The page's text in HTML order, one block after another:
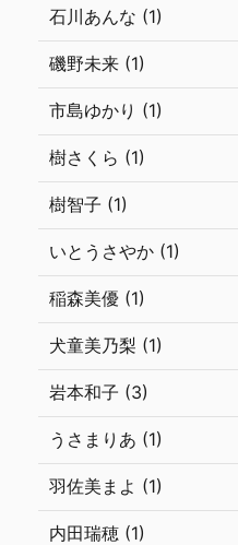
石川あんな (1)
磯野未来 (1)
市島ゆかり (1)
樹さくら (1)
樹智子 (1)
いとうさやか (1)
稲森美優 (1)
犬童美乃梨 (1)
岩本和子 (3)
うさまりあ (1)
羽佐美まよ (1)
内田瑞穂 (1)